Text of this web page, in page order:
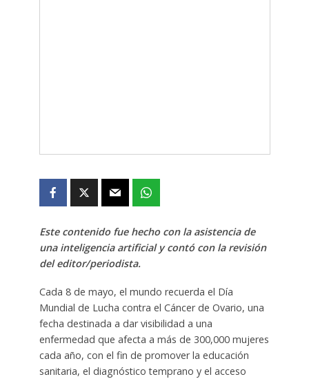
Este contenido fue hecho con la asistencia de
una inteligencia artificial y contó con la revisión
del editor/periodista.
Cada 8 de mayo, el mundo recuerda el Día
Mundial de Lucha contra el Cáncer de Ovario, una
fecha destinada a dar visibilidad a una
enfermedad que afecta a más de 300,000 mujeres
cada año, con el fin de promover la educación
sanitaria, el diagnóstico temprano y el acceso